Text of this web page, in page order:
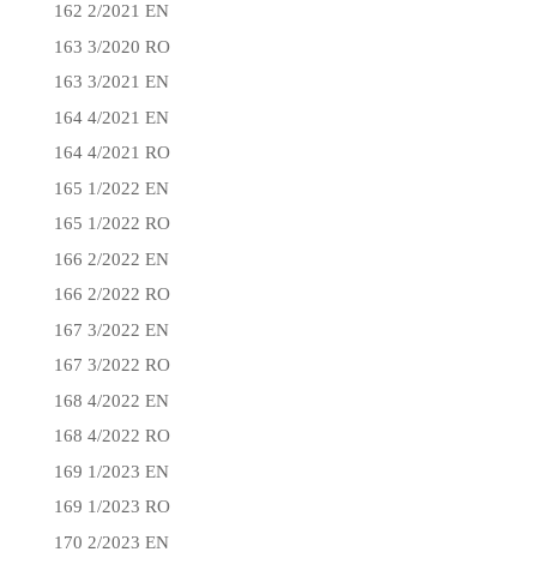
162 2/2021 EN
163 3/2020 RO
163 3/2021 EN
164 4/2021 EN
164 4/2021 RO
165 1/2022 EN
165 1/2022 RO
166 2/2022 EN
166 2/2022 RO
167 3/2022 EN
167 3/2022 RO
168 4/2022 EN
168 4/2022 RO
169 1/2023 EN
169 1/2023 RO
170 2/2023 EN